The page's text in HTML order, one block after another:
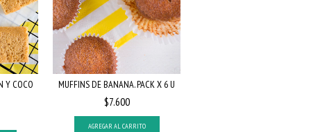
Y COCO MUFFINS DE BANANA. PACK X 6 U
$7.600
AGREGAR AL CARRITO